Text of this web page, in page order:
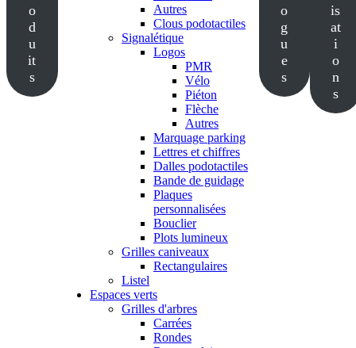
o
d
u
it
s
Autres
Clous podotactiles
Signalétique
Logos
PMR
Vélo
Piéton
Flèche
Autres
Marquage parking
Lettres et chiffres
Dalles podotactiles
Bande de guidage
Plaques
personnalisées
Bouclier
Plots lumineux
Grilles caniveaux
Rectangulaires
Listel
Espaces verts
Grilles d'arbres
Carrées
Rondes
o
g
u
e
s
is
at
i
o
n
s